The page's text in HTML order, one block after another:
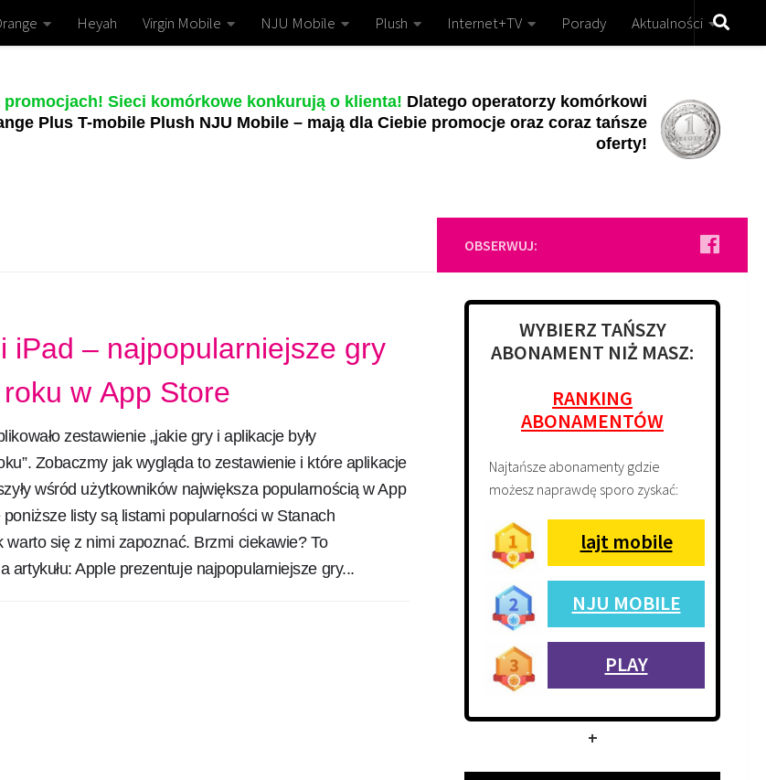
Heyah Virgin Mobile NJU Mobile Plush Internet+TV Porady Aktualności
promocjach! Sieci komórkowe konkurują o klienta! Dlatego operatorzy komórkowi
Plus T-mobile Plush NJU Mobile – mają dla Ciebie promocje oraz coraz tańsze
oferty!
iPad – najpopularniejsze gry
w App Store
zestawienie „jakie gry i aplikacje były
Zobaczmy jak wygląda to zestawienie i które aplikacje
wśród użytkowników największa popularnością w App
listy są listami popularności w Stanach
się z nimi zapoznać. Brzmi ciekawie? To
artykułu: Apple prezentuje najpopularniejsze gry...
OBSERWUJ:
WYBIERZ TAŃSZY
ABONAMENT NIŻ MASZ:
RANKING
ABONAMENTÓW
Najtańsze abonamenty gdzie
możesz naprawdę sporo zyskać:
lajt mobile
NJU MOBILE
PLAY
+